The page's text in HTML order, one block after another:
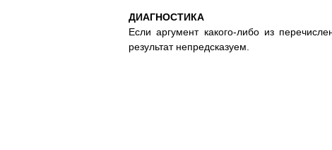
ДИАГНОСТИКА
Если аргумент какого-либо из
результат непредсказуем.